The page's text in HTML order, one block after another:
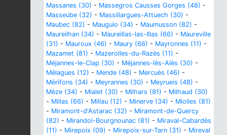
Massanes (30) - Massegros Causses Gorges (48) -
Masseube (32) - Massillargues-Attuech (30) -
Maubec (82) - Mauguio (34) - Maumusson (82) -
Maureilhan (34) - Maureillas-las-Illas (66) - Maureville
(31) - Mauroux (46) - Maury (66) - Mayronnes (11) -
Mazamet (81) - Mazerolles-du-Razès (11) -
Méjannes-le-Clap (30) - Méjannes-lès-Alès (30) -
Mélagues (12) - Mende (48) - Mercuès (46) -
Mérifons (34) - Meyrannes (30) - Meyrueis (48) -
Mèze (34) - Mialet (30) - Milhars (81) - Milhaud (30)
- Millas (66) - Millau (12) - Minerve (34) - Miolles (81)
- Miramont-d'Astarac (32) - Miramont-de-Quercy
(82) - Mirandol-Bourgnounac (81) - Miraval-Cabardès
(11) - Mirepoix (09) - Mirepoix-sur-Tarn (31) - Mireval